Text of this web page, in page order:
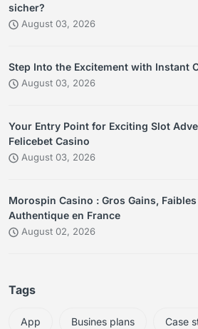
sicher?
August 03, 2026
Step Into the Excitement with Instant
August 03, 2026
Your Entry Point for Exciting Slot
Felicebet Casino
August 03, 2026
Morospin Casino : Gros Gains,
Authentique en France
August 02, 2026
Tags
App Busines plans Case